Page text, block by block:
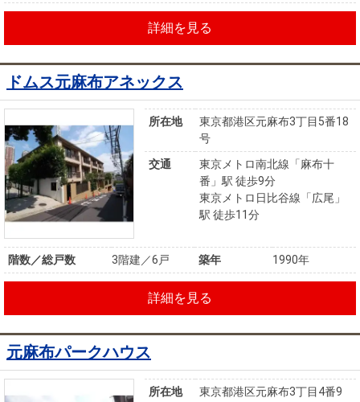
詳細を見る
ドムス元麻布アネックス
所在地
東京都港区元麻布3丁目5番18
号
交通
東京メトロ南北線「麻布十
番」駅 徒歩9分
東京メトロ日比谷線「広尾」
駅 徒歩11分
階数／総戸数 3階建／6戸 築年 1990年
詳細を見る
元麻布パークハウス
所在地
東京都港区元麻布3丁目4番9